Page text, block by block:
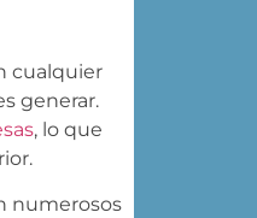
cualquier
generar.
, lo que
numerosos